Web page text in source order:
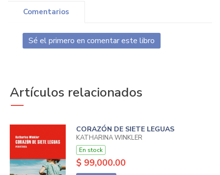
Comentarios
Sé el primero en comentar este libro
Artículos relacionados
CORAZÓN DE SIETE LEGUAS
KATHARINA WINKLER
En stock
$ 99,000.00